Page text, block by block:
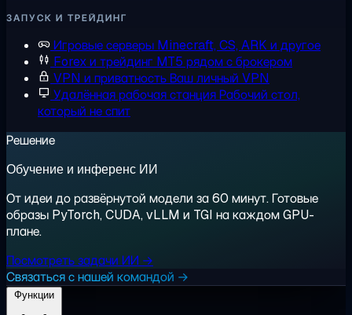
ЗАПУСК И ТРЕЙДИНГ
Игровые серверы Minecraft, CS, ARK и другое
Forex и трейдинг MT5 рядом с брокером
VPN и приватностьВаш личный VPN
Удалённая рабочая станцияРабочий стол,
который не спит
Решение
Обучение и инференс ИИ
От идеи до развёрнутой модели за 60 минут. Готовые
образы PyTorch, CUDA, vLLM и TGI на каждом GPU-
плане.
Посмотреть задачи ИИ →
Связаться с нашей командой →